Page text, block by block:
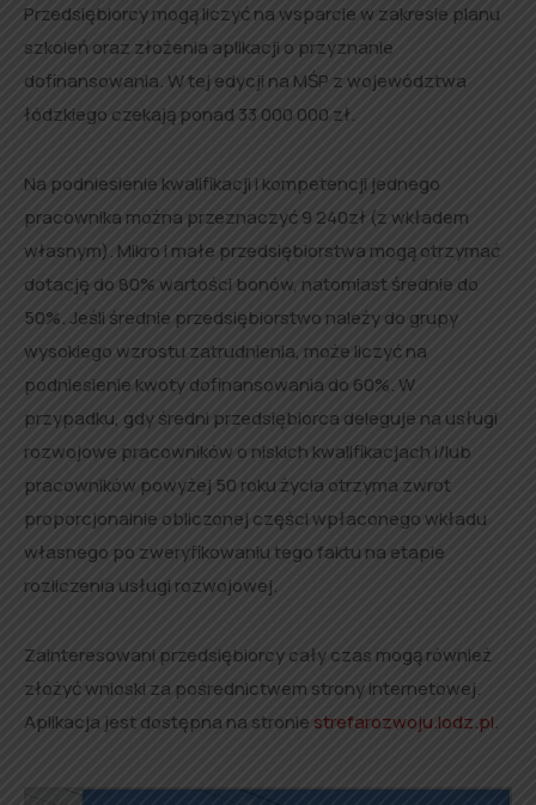
Przedsiębiorcy mogą liczyć na wsparcie w zakresie planu
szkoleń oraz złożenia aplikacji o przyznanie
dofinansowania. W tej edycji na MŚP z województwa
łódzkiego czekają ponad 33 000 000 zł.
Na podniesienie kwalifikacji i kompetencji jednego
pracownika można przeznaczyć 9 240zł (z wkładem
własnym). Mikro i małe przedsiębiorstwa mogą otrzymać
dotację do 80% wartości bonów, natomiast średnie do
50%. Jeśli średnie przedsiębiorstwo należy do grupy
wysokiego wzrostu zatrudnienia, może liczyć na
podniesienie kwoty dofinansowania do 60%. W
przypadku, gdy średni przedsiębiorca deleguje na usługi
rozwojowe pracowników o niskich kwalifikacjach i/lub
pracowników powyżej 50 roku życia otrzyma zwrot
proporcjonalnie obliczonej części wpłaconego wkładu
własnego po zweryfikowaniu tego faktu na etapie
rozliczenia usługi rozwojowej.
Zainteresowani przedsiębiorcy cały czas mogą również
złożyć wnioski za pośrednictwem strony internetowej.
Aplikacja jest dostępna na stronie strefarozwoju.lodz.pl.